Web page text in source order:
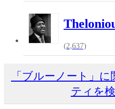
(2,637)
「ブルーノート」
ティを